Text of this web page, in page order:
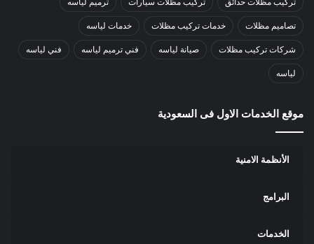
تصاميم مظلات خدمات تركيب مظلات خدمات لياسه
شركات تركيب مظلات صيانة لياسه فني ترميم لياسه فني لياسه
لياسه
موقع الخدمات الاول فى السعودية
الأنظمة الامنية
البرامج
الخدمات